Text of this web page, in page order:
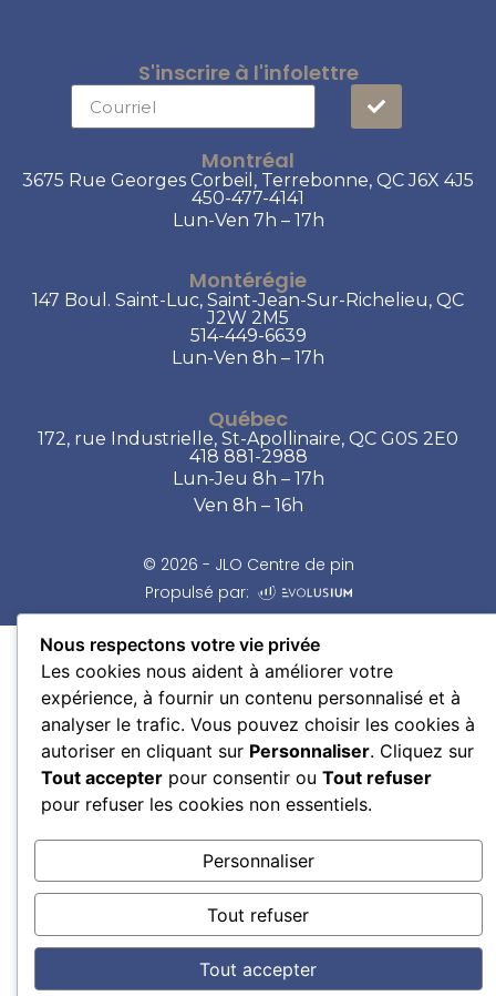
S'inscrire à l'infolettre
Montréal
3675 Rue Georges Corbeil, Terrebonne, QC J6X 4J5
450-477-4141
Lun-Ven 7h – 17h
Montérégie
147 Boul. Saint-Luc, Saint-Jean-Sur-Richelieu, QC
J2W 2M5
514-449-6639
Lun-Ven 8h – 17h
Québec
172, rue Industrielle, St-Apollinaire, QC G0S 2E0
418 881-2988
Lun-Jeu 8h – 17h
Ven 8h – 16h
© 2026 - JLO Centre de pin
Propulsé par:
Nous respectons votre vie privée
Les cookies nous aident à améliorer votre
expérience, à fournir un contenu personnalisé et à
analyser le trafic. Vous pouvez choisir les cookies à
autoriser en cliquant sur Personnaliser. Cliquez sur
Tout accepter pour consentir ou Tout refuser
pour refuser les cookies non essentiels.
Personnaliser
Tout refuser
Tout accepter